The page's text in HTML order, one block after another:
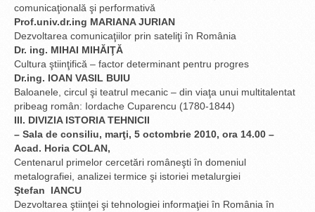
comunicaţională şi performativă
Prof.univ.dr.ing MARIANA JURIAN
Dezvoltarea comunicaţiilor prin sateliţi în România
Dr. ing. MIHAI MIHĂIŢĂ
Cultura ştiinţifică – factor determinant pentru progres
Dr.ing. IOAN VASIL BUIU
Baloanele, circul şi teatrul mecanic – din viaţa unui multitalentat
pribeag român: Iordache Cuparencu (1780-1844)
III. DIVIZIA ISTORIA TEHNICII
– Sala de consiliu, marţi, 5 octombrie 2010, ora 14.00 –
Acad. Horia COLAN,
Centenarul primelor cercetări româneşti în domeniul
metalografiei, analizei termice şi istoriei metalurgiei
Ştefan IANCU
Dezvoltarea ştiinţei şi tehnologiei informaţiei în România în